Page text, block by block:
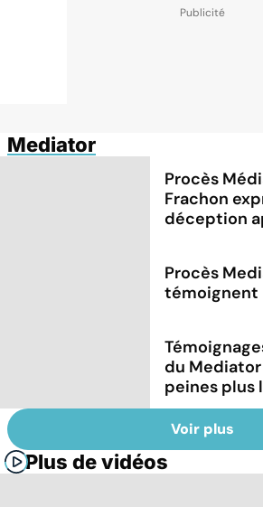
Mediator
Procès
Frachon
déception
Procès
témoignent
du
peines plus
Voir plus
Plus de vidéos